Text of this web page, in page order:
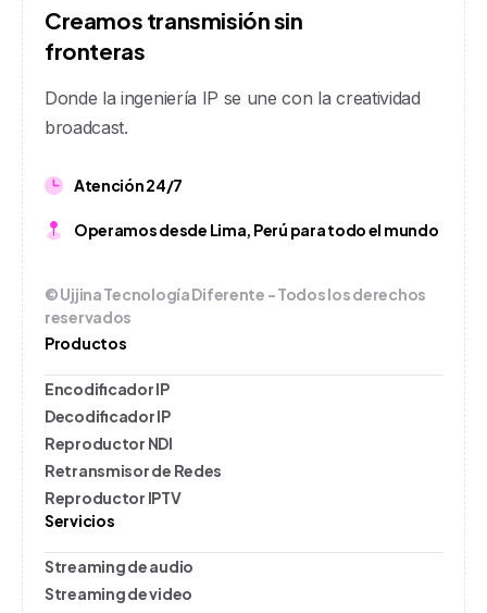
Creamostransmisiónsin
fronteras
Donde la ingeniería IP se une con la creatividad
broadcast.
Atención 24/7
Operamos desde Lima, Perú para todo el mundo
© Ujjina Tecnología Diferente - Todos los derechos
reservados
Productos
Encodificador IP
Decodificador IP
Reproductor NDI
Retransmisor de Redes
Reproductor IPTV
Servicios
Streaming de audio
Streaming de video